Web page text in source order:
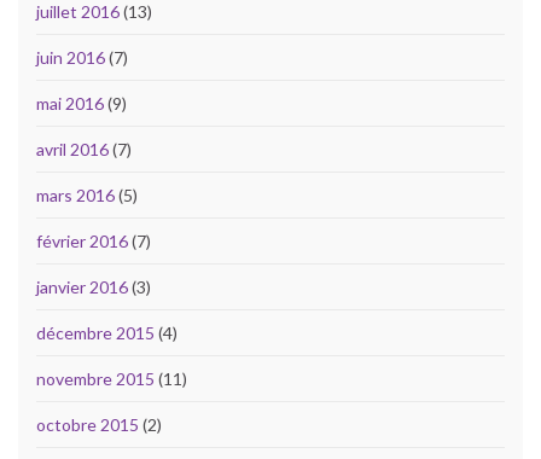
juillet 2016(13)
juin 2016(7)
mai 2016(9)
avril 2016(7)
mars 2016(5)
février 2016(7)
janvier 2016(3)
décembre 2015 (4)
novembre 2015 (11)
octobre 2015 (2)